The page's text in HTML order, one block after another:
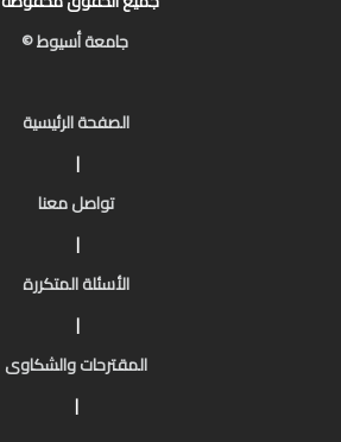
جامعة أسيوط ©
الصفحة الرئيسية
|
تواصل معنا
|
الأسئلة المتكررة
|
المقترحات والشكاوى
|